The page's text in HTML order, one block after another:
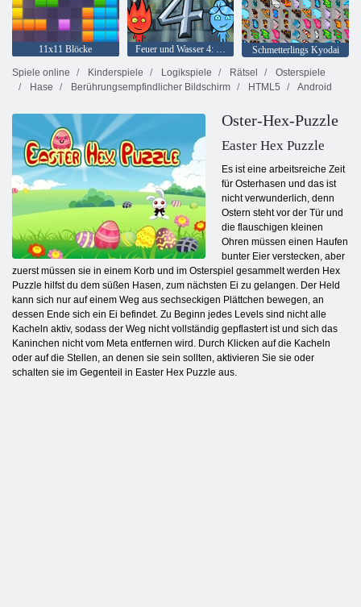
11x11 Blöcke
Schmetterlings Kyodai
Spiele online
Kinderspiele Logikspiele Rätsel
Osterspiele
Hase
Berührungsempfindlicher Bildschirm HTML5 Android
Oster-Hex-Puzzle
Easter Hex Puzzle
Es ist eine arbeitsreiche Zeit
für Osterhasen und das ist
nicht verwunderlich, denn
Ostern steht vor der Tür und
die flauschigen kleinen
Ohren müssen einen Haufen
bunter Eier verstecken, aber
zuerst müssen sie in einem Korb und im Osterspiel gesammelt werden Hex
Puzzle hilfst du dem süßen Hasen, zum nächsten Ei zu gelangen. Der Held
kann sich nur auf einem Weg aus sechseckigen Plättchen bewegen, an
dessen Ende sich ein Ei befindet. Zu Beginn jedes Levels sind nicht alle
Kacheln aktiv, sodass der Weg nicht vollständig gepflastert ist und sich das
Kaninchen nicht vom Meta entfernen wird. Durch Klicken auf die Kacheln
oder auf die Stellen, an denen sie sein sollten, aktivieren Sie sie oder
schalten sie im Gegenteil in Easter Hex Puzzle aus.